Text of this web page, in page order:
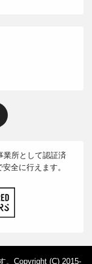
業所として認証済
全に行えます。
。Copyright (C) 2015-